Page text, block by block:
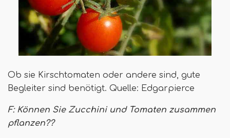
Ob sie Kirschtomaten oder andere sind, gute
Begleiter sind benötigt. Quelle: Edgarpierce
F: Können Sie Zucchini und Tomaten zusammen
pflanzen??